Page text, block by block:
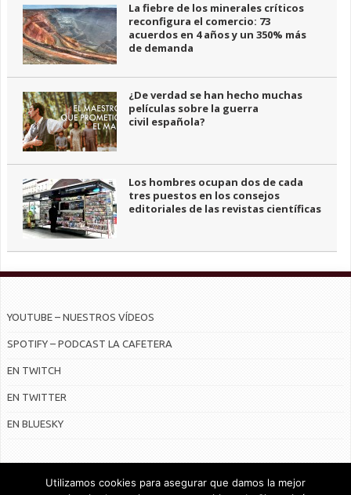
La fiebre de los minerales críticos
reconfigura el comercio: 73
acuerdos en 4 años y un 350% más
de demanda
¿De verdad se han hecho muchas
películas sobre la guerra
civil española?
Los hombres ocupan dos de cada
tres puestos en los consejos
editoriales de las revistas científicas
YOUTUBE – NUESTROS VÍDEOS
SPOTIFY – PODCAST LA CAFETERA
EN TWITCH
EN TWITTER
EN BLUESKY
Utilizamos cookies para asegurar que damos la mejor